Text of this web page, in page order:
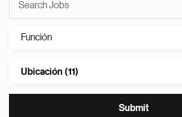
Función
Ubicación (11)